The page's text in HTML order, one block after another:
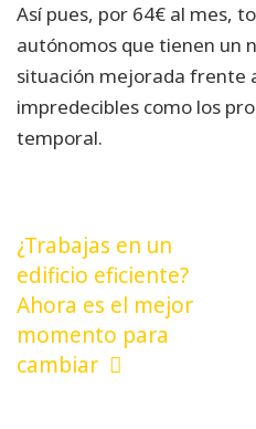
Así pues, por 64€ al mes,
autónomos que tienen un
situación mejorada frente
impredecibles como los
temporal.
Navegación
de
entradas
¿Trabajas en un
edificio eficiente?
Ahora es el mejor
momento para
cambiar